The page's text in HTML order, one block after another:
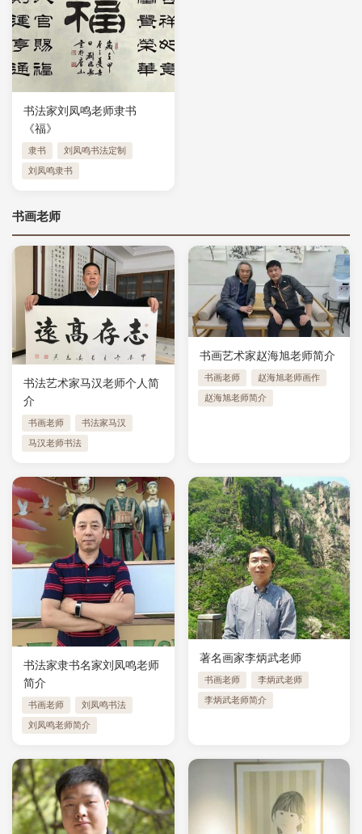
书法家刘凤鸣老师隶书
《福》
隶书 刘凤鸣书法定制
刘凤鸣隶书
书画老师
书法艺术家马汉老师个人简
介
书画老师 书法家马汉
马汉老师书法
书画艺术家赵海旭老师简介
书画老师 赵海旭老师画作
赵海旭老师简介
书法家隶书名家刘凤鸣老师
简介
书画老师 刘凤鸣书法
刘凤鸣老师简介
著名画家李炳武老师
书画老师 李炳武老师
李炳武老师简介